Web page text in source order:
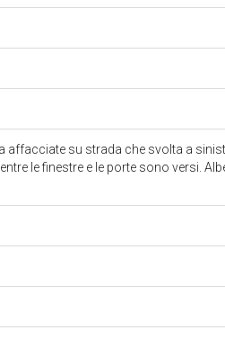
su strada che svolta a
le finestre e le porte sono versi.